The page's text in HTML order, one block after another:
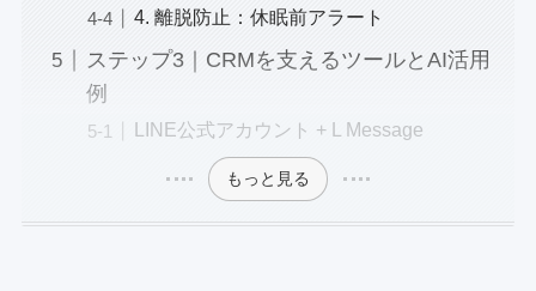
4. 離脱防止：休眠前アラート
ステップ3｜CRMを支えるツールとAI活用
例
LINE公式アカウント + L Message
もっと見る